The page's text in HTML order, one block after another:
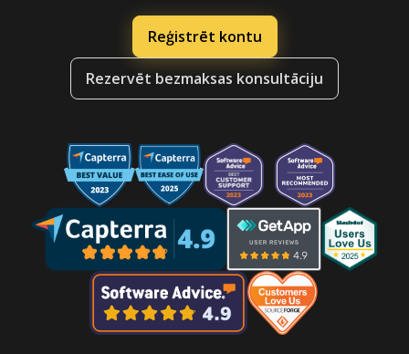
Reģistrēt kontu
Rezervēt bezmaksas konsultāciju